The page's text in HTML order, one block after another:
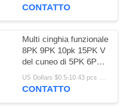
CONTATTO
Multi cinghia funzionale
8PK 9PK 10pk 15PK V
del cuneo di 5PK 6PK -
cinghia
US Dollars $0.5-10.43 pcs MOQ:50 pezzi
CONTATTO